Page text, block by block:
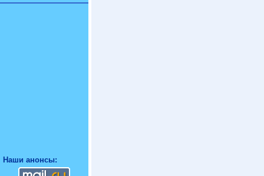
Наши анонсы: